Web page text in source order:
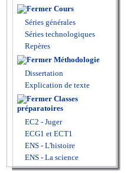
Cours
Séries générales
Séries technologiques
Repères
Méthodologie
Dissertation
Explication de texte
Classes
préparatoires
EC2 - Juger
ECG1 et ECT1
ENS - L'histoire
ENS - La science